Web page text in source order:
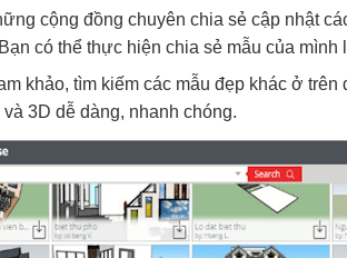
cộng đồng chuyên chia sẻ cập nhật
có thể thực hiện chia sẻ mẫu của mình
khảo, tìm kiếm các mẫu đẹp khác ở
3D dễ dàng, nhanh chóng.